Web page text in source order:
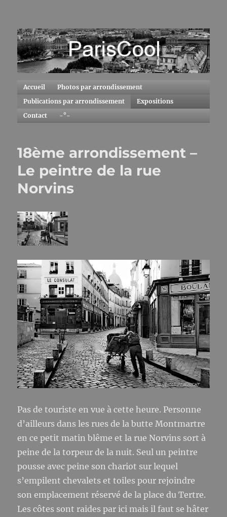
ParisCool
Accueil
Photos par arrondissement
Publications par arrondissement
Expositions
Contact
-°-
18ème arrondissement –
Le peintre de la rue
Norvins
Pas de touriste en vue à cette heure. Personne
d’ailleurs dans les rues de la butte Montmartre
en ce petit matin blême et la rue Norvins sort à
peine de la torpeur de la nuit. Seul un peintre
pousse avec peine son chariot sur lequel
s’empilent chevalets et toiles pour rejoindre
son emplacement réservé de la place du Tertre.
Les côtes sont raides par ici mais il faut se hâter